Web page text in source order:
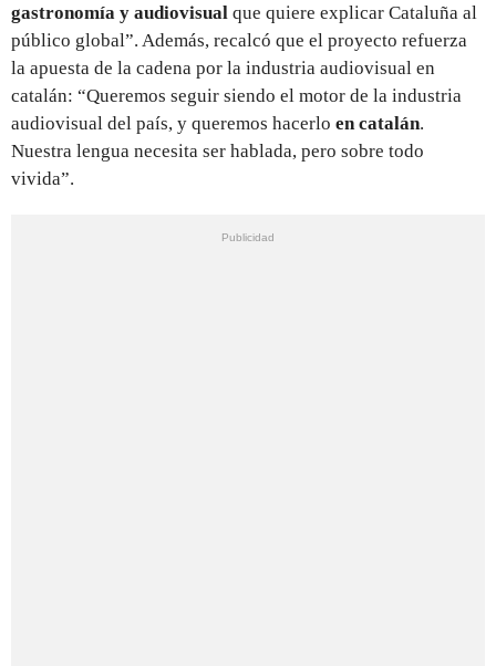
gastronomía y audiovisual que quiere explicar Cataluña al
público global”. Además, recalcó que el proyecto refuerza
la apuesta de la cadena por la industria audiovisual en
catalán: “Queremos seguir siendo el motor de la industria
audiovisual del país, y queremos hacerlo en catalán.
Nuestra lengua necesita ser hablada, pero sobre todo
vivida”.